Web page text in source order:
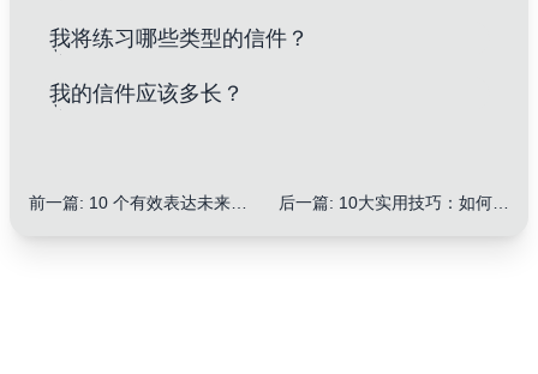
我将练习哪些类型的信件？
我的信件应该多长？
前一篇: 10 个有效表达未来计划的 IELTS 信件技巧：提升你的写作分数 后一篇: 10大实用技巧：如何提升IELTS信件写作中使用副词